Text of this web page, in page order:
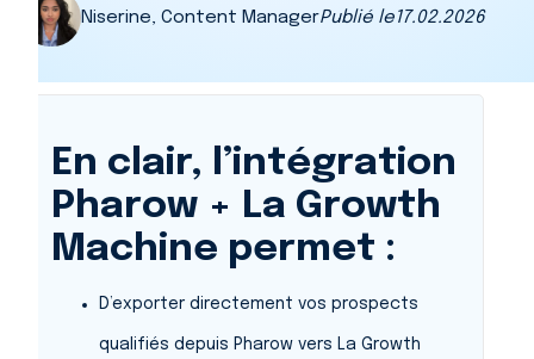
Niserine, Content ManagerPublié le17.02.2026
En clair, l’intégration
Pharow + La Growth
Machine permet :
D’exporter directement vos prospects
qualifiés depuis Pharow vers La Growth